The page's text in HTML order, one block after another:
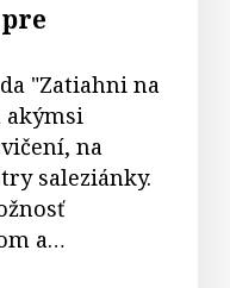
"Zatiahni na
akýmsi
na
saleziánky.
a…